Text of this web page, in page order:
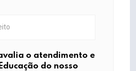
o atendimento e
do nosso